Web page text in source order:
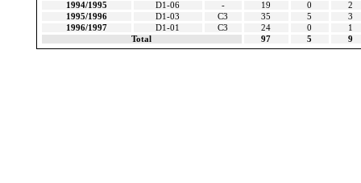
1994/1995
D1-06 - 19 0
2
1995/1996
D1-03 C3 35 5
3
1996/1997
D1-01 C3 24 0
1
Total
97 5 9